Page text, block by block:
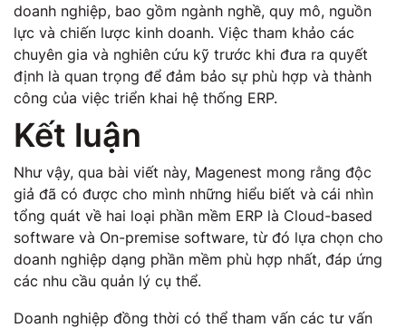
doanh nghiệp, bao gồm ngành nghề, quy mô, nguồn
lực và chiến lược kinh doanh. Việc tham khảo các
chuyên gia và nghiên cứu kỹ trước khi đưa ra quyết
định là quan trọng để đảm bảo sự phù hợp và thành
công của việc triển khai hệ thống ERP.
Kết luận
Như vậy, qua bài viết này, Magenest mong rằng độc
giả đã có được cho mình những hiểu biết và cái nhìn
tổng quát về hai loại phần mềm ERP là Cloud-based
software và On-premise software, từ đó lựa chọn cho
doanh nghiệp dạng phần mềm phù hợp nhất, đáp ứng
các nhu cầu quản lý cụ thể.
Doanh nghiệp đồng thời có thể tham vấn các tư vấn